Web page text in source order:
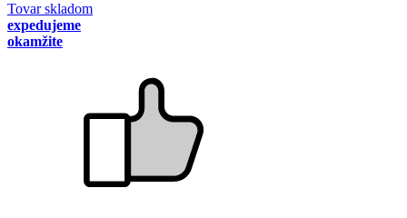
Tovar skladom
expedujeme
okamžite